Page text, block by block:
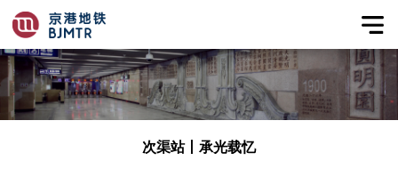
次渠站丨承光载忆